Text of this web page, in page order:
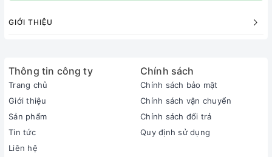
GIỚI THIỆU
Thông tin công ty
Trang chủ
Giới thiệu
Sản phẩm
Tin tức
Liên hệ
Chính sách
Chính sách bảo mật
Chính sách vận chuyển
Chính sách đổi trả
Quy định sử dụng